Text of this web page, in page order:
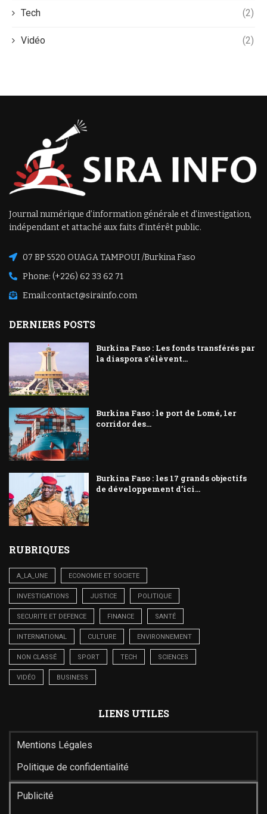
Tech (2)
Vidéo (2)
Journal numérique d’information générale et d’investigation,
indépendant et attaché aux faits d’intérêt public.
07 BP 5520 OUAGA TAMPOUI /Burkina Faso
Phone: (+226) 62 33 62 71
Email:contact@sirainfo.com
DERNIERS POSTS
Burkina Faso : Les fonds transférés par
la diaspora s’élèvent...
Burkina Faso : le port de Lomé, 1er
corridor des...
Burkina Faso : les 17 grands objectifs
de développement d’ici...
RUBRIQUES
A_LA_UNE ECONOMIE ET SOCIETE
INVESTIGATIONS JUSTICE POLITIQUE
SECURITE ET DEFENCE FINANCE SANTÉ
INTERNATIONAL CULTURE ENVIRONNEMENT
NON CLASSÉ SPORT TECH SCIENCES
VIDÉO BUSINESS
LIENS UTILES
Mentions Légales
Politique de confidentialité
Publicité